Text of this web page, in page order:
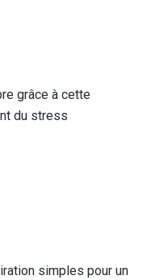
grâce à cette
du stress
simples pour un